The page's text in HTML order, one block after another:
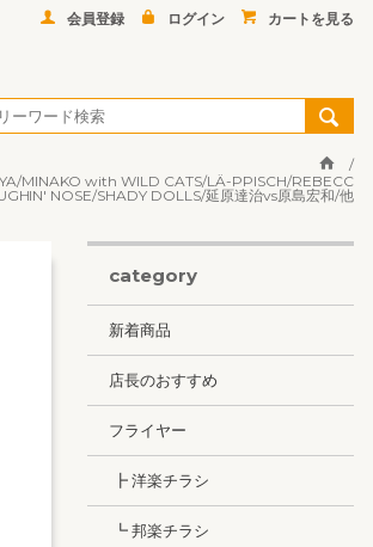
会員登録 ログイン カートを見る
MINAKO with WILD CATS/LÄ-PPISCH/REBECC
NOSE/SHADY DOLLS/延原達治vs原島宏和/他
category
新着商品
店長のおすすめ
フライヤー
┣ 洋楽チラシ
┗ 邦楽チラシ